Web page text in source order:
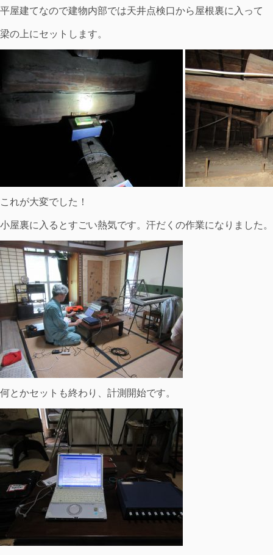
平屋建てなので建物内部では天井点検口から屋根裏に入って
梁の上にセットします。
これが大変でした！
小屋裏に入るとすごい熱気です。汗だくの作業になりました。
何とかセットも終わり、計測開始です。